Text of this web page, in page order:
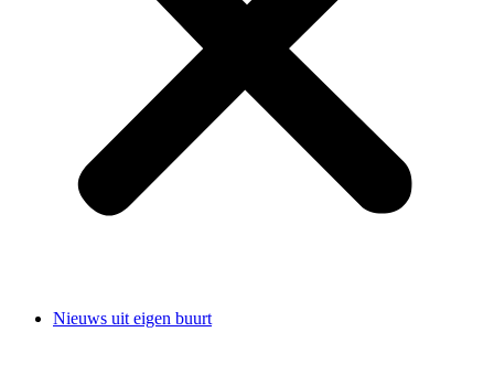
Nieuws uit eigen buurt